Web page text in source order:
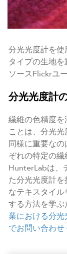
分光光度計を
タイプの生地
ソースFlickrユ
分光光度計
繊維の色精度
ことは、分光光
同様に重要な
ぞれの特定の繊
HunterLabは、
た分光光度計
なテキスタイ
する方法を学ぶ
業における分光
でお問い合わせ